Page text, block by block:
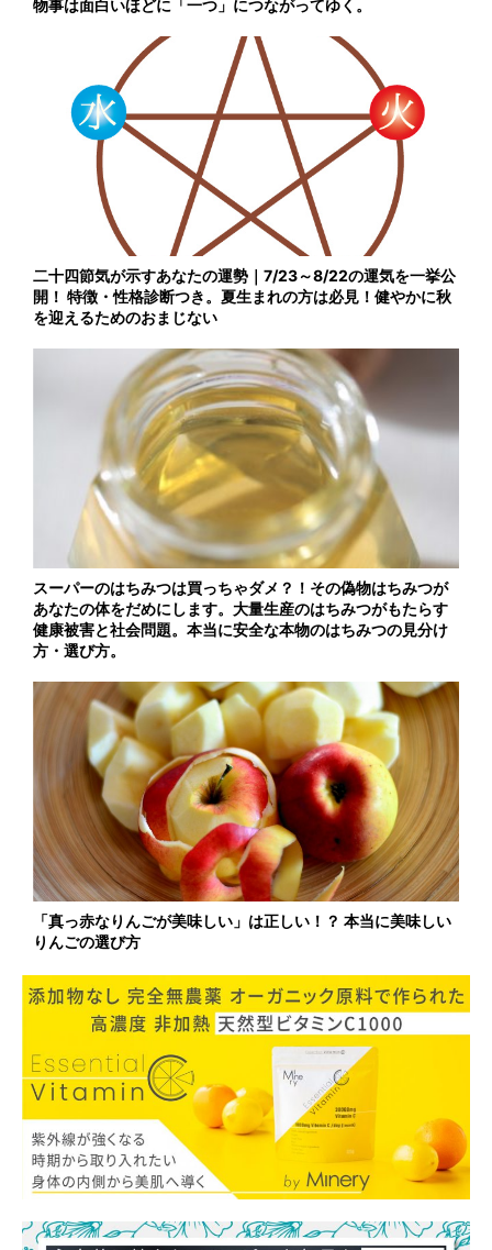
物事は面白いほどに「一つ」につながってゆく。
二十四節気が示すあなたの運勢｜7/23～8/22の運気を一挙公
開！ 特徴・性格診断つき。夏生まれの方は必見！健やかに秋
を迎えるためのおまじない
スーパーのはちみつは買っちゃダメ？！その偽物はちみつが
あなたの体をだめにします。大量生産のはちみつがもたらす
健康被害と社会問題。本当に安全な本物のはちみつの見分け
方・選び方。
「真っ赤なりんごが美味しい」は正しい！？ 本当に美味しい
りんごの選び方